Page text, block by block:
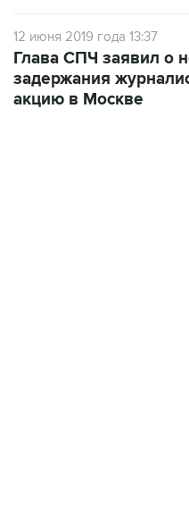
12 июня 2019 года 13:37
Глава СПЧ заявил о
задержания
акцию в Москве